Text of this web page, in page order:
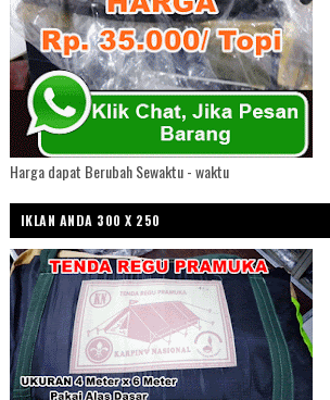
Harga dapat Berubah Sewaktu - waktu
IKLAN ANDA 300 X 250